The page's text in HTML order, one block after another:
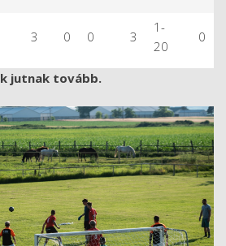
3 0 0 3
1-
20
0
jutnak tovább.